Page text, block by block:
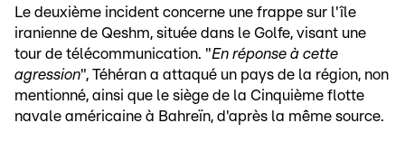
Le deuxième incident concerne une frappe sur l'île
iranienne de Qeshm, située dans le Golfe, visant une
tour de télécommunication. "En réponse à cette
agression", Téhéran a attaqué un pays de la région, non
mentionné, ainsi que le siège de la Cinquième flotte
navale américaine à Bahreïn, d'après la même source.